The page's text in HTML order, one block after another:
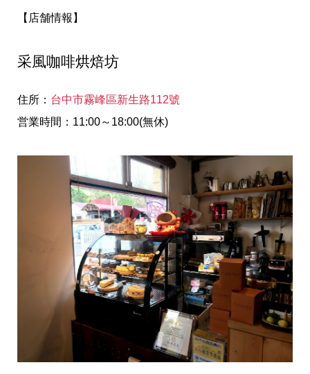
【店舗情報】
采風咖啡烘焙坊
住所： 台中市霧峰區新生路112號
営業時間：11:00～18:00(無休)